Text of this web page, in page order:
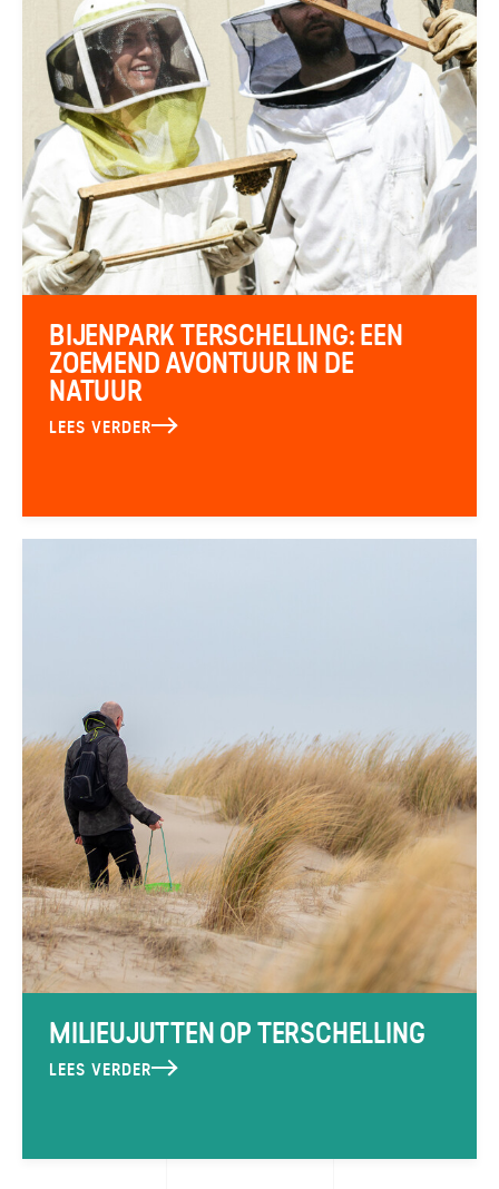
BIJENPARK TERSCHELLING: EEN
ZOEMEND AVONTUUR IN DE
NATUUR
LEES VERDER
MILIEUJUTTEN OP TERSCHELLING
LEES VERDER